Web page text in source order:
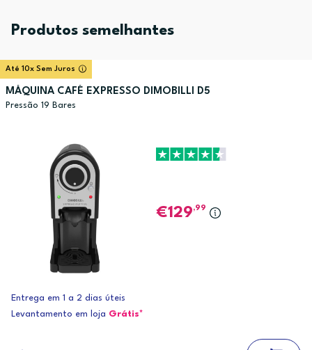
Produtos semelhantes
Até 10x Sem Juros
MÁQUINA CAFÉ EXPRESSO DIMOBILLI D5
Pressão 19 Bares
129,99
Entrega em 1 a 2 dias úteis
Levantamento em loja Grátis*